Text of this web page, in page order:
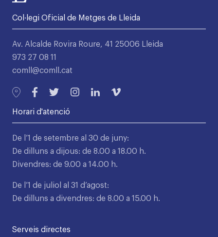
Col·legi Oficial de Metges de Lleida
Av. Alcalde Rovira Roure, 41 25006 Lleida
973 27 08 11
comll@comll.cat
Horari d'atenció
De l’1 de setembre al 30 de juny:
De dilluns a dijous: de 8.00 a 18.00 h.
Divendres: de 9.00 a 14.00 h.
De l’1 de juliol al 31 d’agost:
De dilluns a divendres: de 8.00 a 15.00 h.
Serveis directes